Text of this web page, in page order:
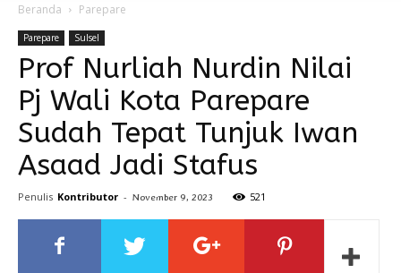
Terkini
Seputar
Sulawesi
Beranda Parepare
Parepare Sulsel
Prof Nurliah Nurdin Nilai
Pj Wali Kota Parepare
Sudah Tepat Tunjuk Iwan
Asaad Jadi Stafus
Penulis Kontributor - November 9, 2023 521